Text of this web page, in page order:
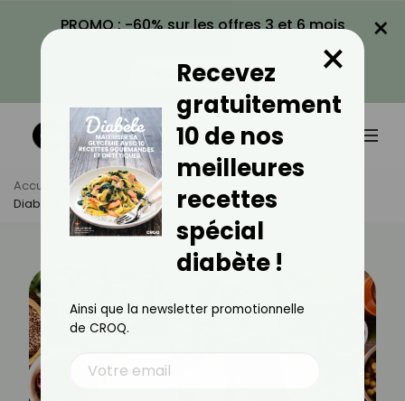
PROMO : -60% sur les offres 3 et 6 mois
VOIR LA PROMO
×
Accueil Actus
Santé
Diabète : Quels Sont Les Protéines À Privilégier ?
Recevez
gratuitement
10 de nos
meilleures
recettes
spécial
diabète !
×
Ainsi que la newsletter promotionnelle
de CROQ.